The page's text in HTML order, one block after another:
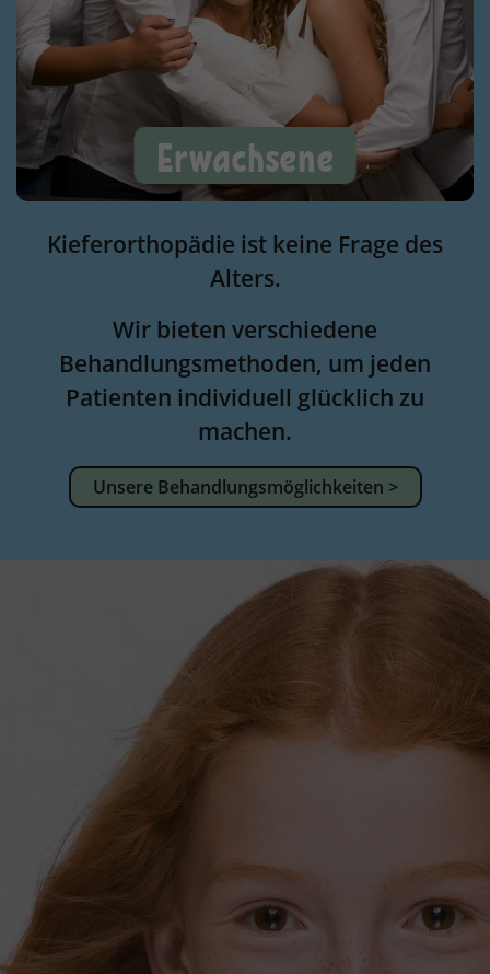
Erwachsene
Kieferorthopädie ist keine Frage des
Alters.
Wir bieten verschiedene
Behandlungsmethoden, um jeden
Patienten individuell glücklich zu
machen.
Unsere Behandlungsmöglichkeiten >